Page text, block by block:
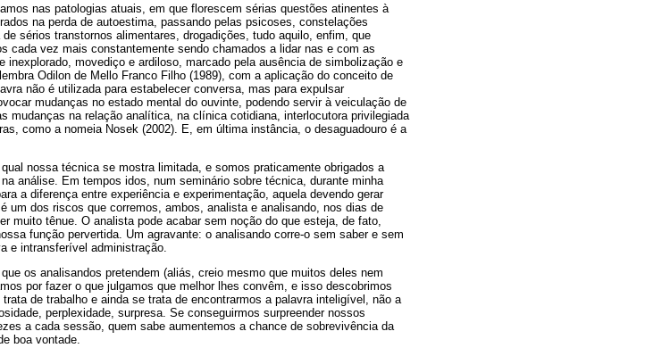
nas patologias atuais, em que florescem sérias questões atinentes à
na perda de autoestima, passando pelas psicoses, constelações
de sérios transtornos alimentares, drogadições, tudo aquilo, enfim, que
cada vez mais constantemente sendo chamados a lidar nas e com as
inexplorado, movediço e ardiloso, marcado pela ausência de simbolização e
Odilon de Mello Franco Filho (1989), com a aplicação do conceito de
não é utilizada para estabelecer conversa, mas para expulsar
mudanças no estado mental do ouvinte, podendo servir à veiculação de
mudanças na relação analítica, na clínica cotidiana, interlocutora privilegiada
como a nomeia Nosek (2002). E, em última instância, o desaguadouro é a
nossa técnica se mostra limitada, e somos praticamente obrigados a
análise. Em tempos idos, num seminário sobre técnica, durante minha
a diferença entre experiência e experimentação, aquela devendo gerar
é um dos riscos que corremos, ambos, analista e analisando, nos dias de
muito tênue. O analista pode acabar sem noção do que esteja, de fato,
função pervertida. Um agravante: o analisando corre-o sem saber e sem
e intransferível administração.
os analisandos pretendem (aliás, creio mesmo que muitos deles nem
por fazer o que julgamos que melhor lhes convêm, e isso descobrimos
de trabalho e ainda se trata de encontrarmos a palavra inteligível, não a
perplexidade, surpresa. Se conseguirmos surpreender nossos
a cada sessão, quem sabe aumentemos a chance de sobrevivência da
boa vontade.